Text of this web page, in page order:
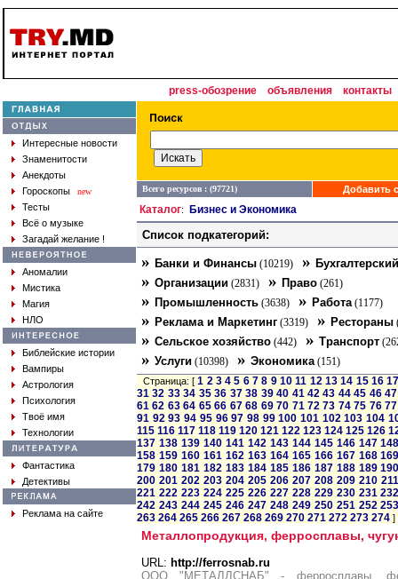
press-обозрение объявления контакты
Интересные новости
Знаменитости
Анекдоты
Гороскопы
new
Тесты
Всё о музыке
Загадай желание !
Аномалии
Мистика
Магия
НЛО
Библейские истории
Вампиры
Астрология
Психология
Твоё имя
Технологии
Фантастика
Детективы
Реклама на сайте
Всего ресурсов : (97721) Добавить
Каталог: Бизнес и Экономика
Список подкатегорий:
» Банки и Финансы (10219) »
» Организации (2831) » Право (261)
» Промышленность (3638) » Работа(1177)
» Реклама и Маркетинг (3319) » Рестораны
» Сельское хозяйство (442) » Транспорт
» Услуги (10398) » Экономика(151)
Страница: [1 2 3 4 5 6 7 8 9 10 11 12 13 14 15 16
31 32 33 34 35 36 37 38 39 40 41 42 43 44 45 46 47
61 62 63 64 65 66 67 68 69 70 71 72 73 74 75 76 77
91 92 93 94 95 96 97 98 99 100 101 102 103 104
115 116 117 118 119 120 121 122 123 124 125 126
137 138 139 140 141 142 143 144 145 146 147
158 159 160 161 162 163 164 165 166 167 168
179 180 181 182 183 184 185 186 187 188 189
200 201 202 203 204 205 206 207 208 209 210 211
221 222 223 224 225 226 227 228 229 230 231
242 243 244 245 246 247 248 249 250 251 252
263 264 265 266 267 268 269 270 271 272 273 274 ]
Металлопродукция, ферросплавы,
URL: http://ferrosnab.ru
ООО "МЕТАЛЛСНАБ" - ферросплавы,